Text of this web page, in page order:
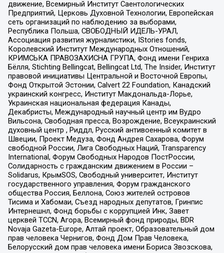
движение, Всемирный Институт Саентологических
Предприятий, Церковь Духовной Технологии, Европейская
сеть организаций по наблюдению за выборами,
Республика Польша, СВОБОДНЫЙ ИДЕЛЬ-УРАЛ,
Ассоциация развития журналистики, IStories fonds,
Королевский Институт Международных Отношений,
КРИМСЬКА ПРАВОЗАХИСНА ГРУПА, Фонд имени Генриха
Бёлля, Stichting Bellingcat, Bellingcat Ltd, The Insider, Институт
правовой инициативы Центральной и Восточной Европы,
Фонд Открытой Эстонии, Calvert 22 Foundation, Канадский
украинский конгресс, Институт Макдональда-Лорье,
Украинская национальная федерация Канады,
Декабристы, Международный научный центр им Вудро
Вильсона, Свободная пресса, Возрождение, Всеукраинский
духовный центр , Риддл, Русский антивоенный комитет в
Швеции, Проект Медуза, Фонд Андрея Сахарова, Форум
свободной России, Лига Свободных Наций, Transparеncy
International, Форум Свободных Народов ПостРоссии,
Солидарность с гражданским движением в России –
Solidarus, КрымSOS, Свободный университет, Институт
государственного управления, Форум гражданского
общества Россия, Беллона, Союз жителей островов
Тисима и Хабомаи, Съезд народных депутатов, Гринпис
Интернешнл, Фонд борьбы с коррупцией Инк, Завет
церквей TCCN, Агора, Всемирный фонд природы, BDR
Novaja Gazeta-Europe, Алтай проект, Образовательный дом
прав человека Чернигов, Фонд Дом Прав Человека,
Белорусский дом прав человека имени Бориса Звозскова,